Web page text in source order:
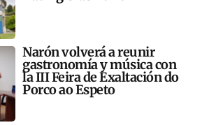
Narón volverá a reunir
gastronomía y música con
la III Feira de Exaltación do
Porco ao Espeto